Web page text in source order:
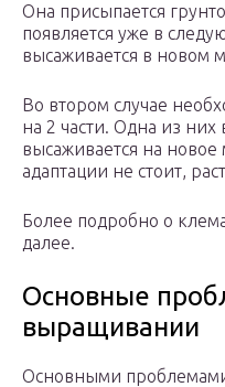
Она присыпается
появляется уже в
высаживается в новом
Во втором случае
на 2 части. Одна из них
высаживается на
адаптации не стоит,
Более подробно о
далее.
Основные
выращивании
Основными